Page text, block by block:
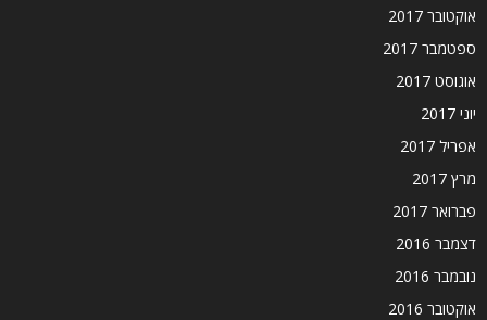
אוקטובר 2017
ספטמבר 2017
אוגוסט 2017
יוני 2017
אפריל 2017
מרץ 2017
פברואר 2017
דצמבר 2016
נובמבר 2016
אוקטובר 2016